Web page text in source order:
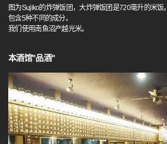
图为Sujiko的炸弹饭团，大炸弹饭团是720毫升的米饭。
包含5种不同的成分。
我们使用南鱼沼产越光米。
本酒馆"品酒"